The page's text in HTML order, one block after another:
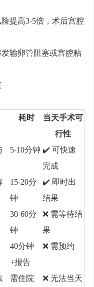
险提高3-5倍，术后宫腔
发输卵管阻塞或宫腔粘
耗时
当天手术可
行性
5-10分钟 ✔️ 可快速
完成
15-20分
钟
✔️ 即时出
结果
30-60分
钟
❌ 需等待结
果
40分钟
+报告
❌ 需预约
需住院
❌ 无法当天